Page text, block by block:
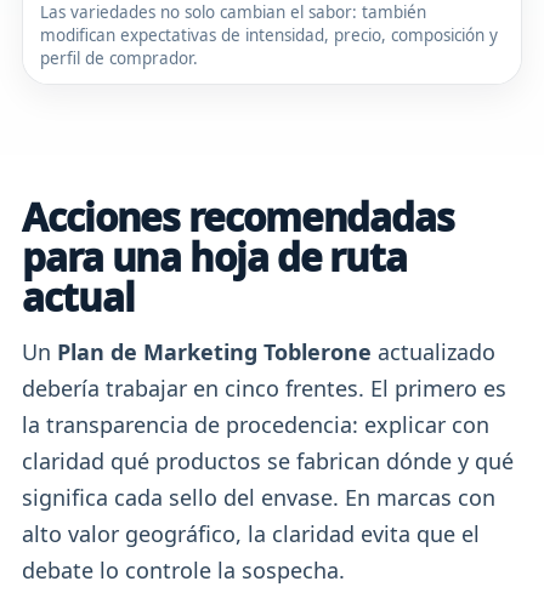
Las variedades no solo cambian el sabor: también
modifican expectativas de intensidad, precio, composición y
perfil de comprador.
Acciones recomendadas
para una hoja de ruta
actual
Un Plan de Marketing Toblerone actualizado
debería trabajar en cinco frentes. El primero es
la transparencia de procedencia: explicar con
claridad qué productos se fabrican dónde y qué
significa cada sello del envase. En marcas con
alto valor geográfico, la claridad evita que el
debate lo controle la sospecha.